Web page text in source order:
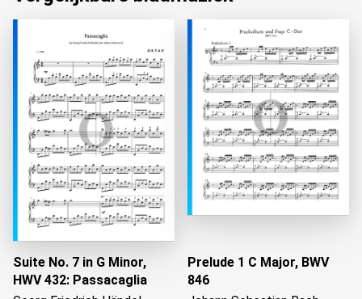
Suite No. 7 in G Minor,
HWV 432: Passacaglia
Prelude 1 C Major, BWV
846